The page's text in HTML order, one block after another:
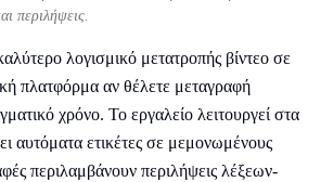
περιλήψεις.
λογισμικό μετατροπής βίντεο σε
πλατφόρμα αν θέλετε μεταγραφή
χρόνο. Το εργαλείο λειτουργεί στα
αυτόματα ετικέτες σε μεμονωμένους
περιλαμβάνουν περιλήψεις λέξεων-